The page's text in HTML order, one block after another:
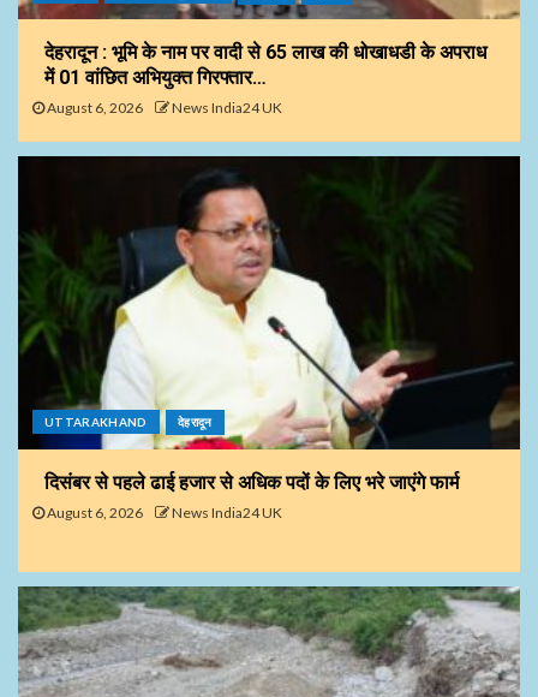
देहरादून : भूमि के नाम पर वादी से 65 लाख की धोखाधडी के अपराध
में 01 वांछित अभियुक्त गिरफ्तार…
August 6, 2026 News India24 UK
UTTARAKHAND देहरादून
दिसंबर से पहले ढाई हजार से अधिक पदों के लिए भरे जाएंगे फार्म
August 6, 2026 News India24 UK